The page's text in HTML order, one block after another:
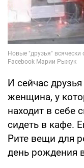
И сейчас
женщина, у
находит в себе
сидеть в кафе.
Рите вещи для
день рождения